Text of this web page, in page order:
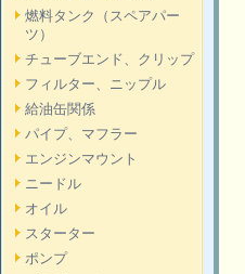
燃料タンク（スペアパー
ツ）
チューブエンド、クリップ
フィルター、ニップル
給油缶関係
パイプ、マフラー
エンジンマウント
ニードル
オイル
スターター
ポンプ